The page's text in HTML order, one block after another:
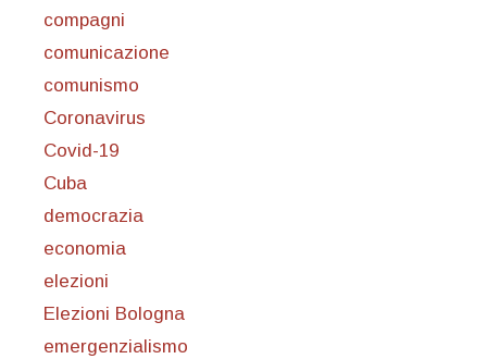
compagni
comunicazione
comunismo
Coronavirus
Covid-19
Cuba
democrazia
economia
elezioni
Elezioni Bologna
emergenzialismo